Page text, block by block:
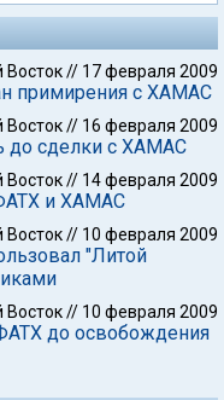
Восток// 17 февраля 2009
примирения с ХАМАС
Восток// 16 февраля 2009
до сделки с ХАМАС
Восток// 14 февраля 2009
и ХАМАС
Восток// 10 февраля 2009
"Литой
Восток// 10 февраля 2009
до освобождения